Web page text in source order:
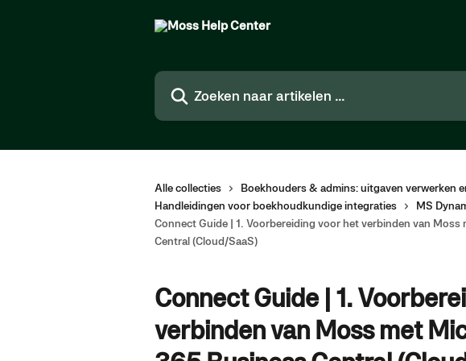
Zoeken naar artikelen ...
Alle collecties
Boekhouders & admins: uitgaven verwerken
Handleidingen voor boekhoudkundige integraties
MS
Connect Guide | 1. Voorbereiding voor het verbinden van
Central (Cloud/SaaS)
Connect Guide | 1.
verbinden van Moss met